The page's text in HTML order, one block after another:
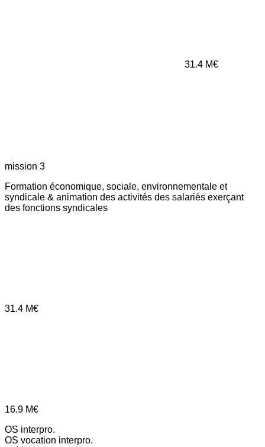
31.4 M€
mission 3
Formation économique, sociale, environnementale et
syndicale & animation des activités des salariés exerçant
des fonctions syndicales
31.4 M€
16.9 M€
OS interpro.
OS vocation interpro.